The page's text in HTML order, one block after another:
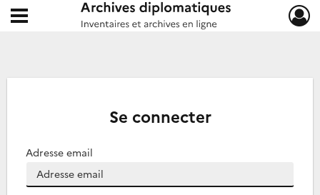
Archives diplomatiques
Ouvrir le menu déroulant
Se connecter
Adresse email